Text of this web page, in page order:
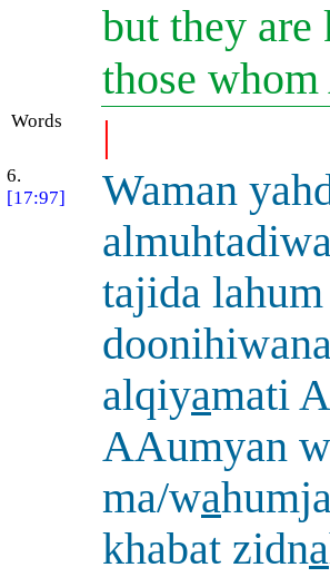
but they are
those
Words |
6.
[17:97]
Waman
tajida
alqiyamati
AAumyan
ma/wa
khabat zidna